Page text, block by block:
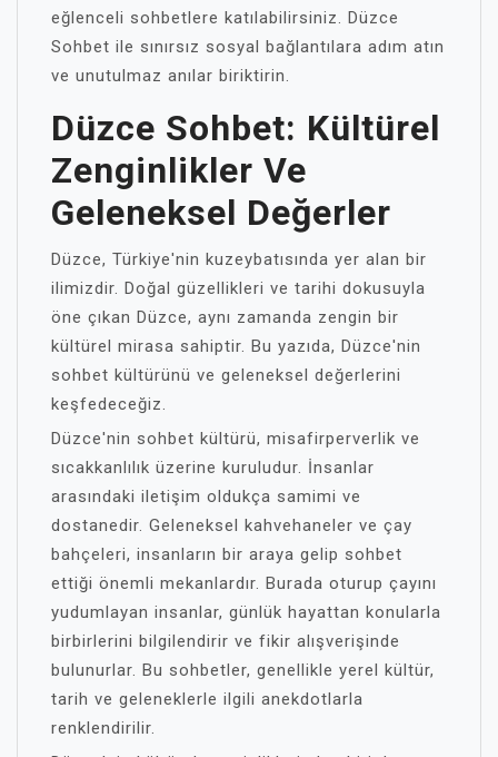
eğlenceli sohbetlere katılabilirsiniz. Düzce
Sohbet ile sınırsız sosyal bağlantılara adım atın
ve unutulmaz anılar biriktirin.
Düzce Sohbet: Kültürel
Zenginlikler Ve
Geleneksel Değerler
Düzce, Türkiye'nin kuzeybatısında yer alan bir
ilimizdir. Doğal güzellikleri ve tarihi dokusuyla
öne çıkan Düzce, aynı zamanda zengin bir
kültürel mirasa sahiptir. Bu yazıda, Düzce'nin
sohbet kültürünü ve geleneksel değerlerini
keşfedeceğiz.
Düzce'nin sohbet kültürü, misafirperverlik ve
sıcakkanlılık üzerine kuruludur. İnsanlar
arasındaki iletişim oldukça samimi ve
dostanedir. Geleneksel kahvehaneler ve çay
bahçeleri, insanların bir araya gelip sohbet
ettiği önemli mekanlardır. Burada oturup çayını
yudumlayan insanlar, günlük hayattan konularla
birbirlerini bilgilendirir ve fikir alışverişinde
bulunurlar. Bu sohbetler, genellikle yerel kültür,
tarih ve geleneklerle ilgili anekdotlarla
renklendirilir.